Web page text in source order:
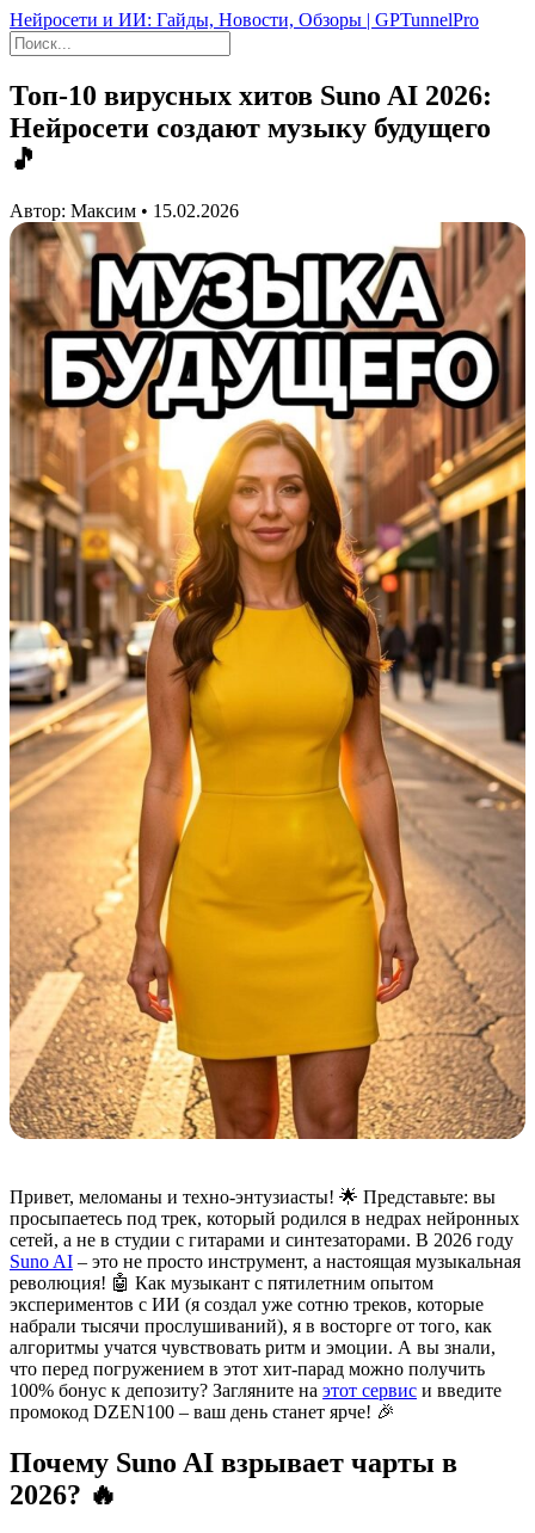
Нейросети и ИИ: Гайды, Новости, Обзоры | GPTunnelPro
Топ-10 вирусных хитов Suno AI 2026:
Нейросети создают музыку будущего
🎵
Автор: Максим • 15.02.2026
Привет, меломаны и техно-энтузиасты! 🌟 Представьте: вы
просыпаетесь под трек, который родился в недрах нейронных
сетей, а не в студии с гитарами и синтезаторами. В 2026 году
Suno AI – это не просто инструмент, а настоящая музыкальная
революция! 🤖 Как музыкант с пятилетним опытом
экспериментов с ИИ (я создал уже сотню треков, которые
набрали тысячи прослушиваний), я в восторге от того, как
алгоритмы учатся чувствовать ритм и эмоции. А вы знали,
что перед погружением в этот хит-парад можно получить
100% бонус к депозиту? Загляните на этот сервис и введите
промокод DZEN100 – ваш день станет ярче! 🎉
Почему Suno AI взрывает чарты в
2026? 🔥